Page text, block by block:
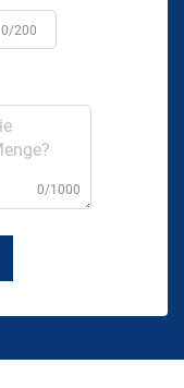
0/200
0/1000